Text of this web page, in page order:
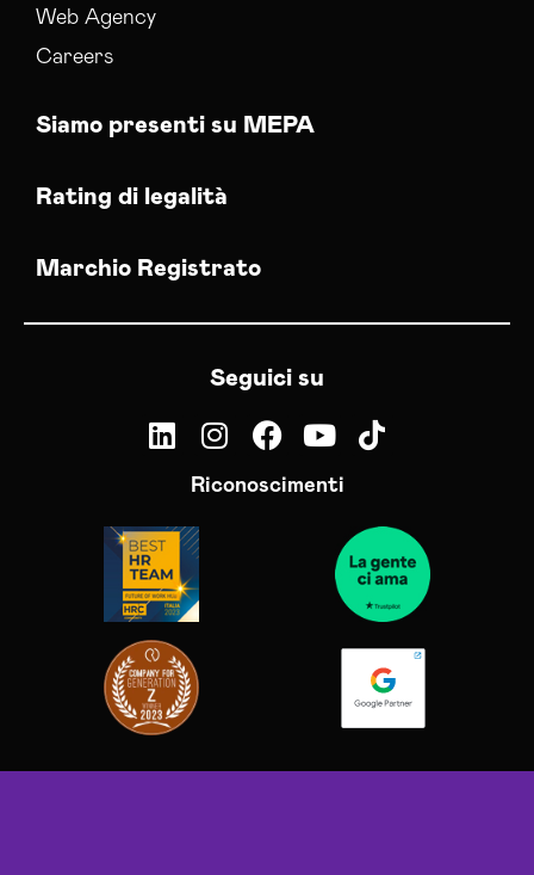
Web Agency
Careers
Siamo presenti su MEPA
Rating di legalità
Marchio Registrato
Seguici su
Riconoscimenti